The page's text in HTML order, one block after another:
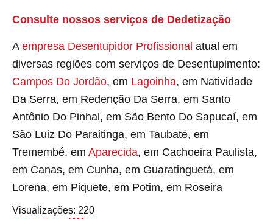
Consulte nossos serviços de Dedetização
A empresa Desentupidor Profissional atual em
diversas regiões com serviços de Desentupimento:
Campos Do Jordão, em Lagoinha, em Natividade
Da Serra, em Redenção Da Serra, em Santo
Antônio Do Pinhal, em São Bento Do Sapucaí, em
São Luiz Do Paraitinga, em Taubaté, em
Tremembé, em Aparecida, em Cachoeira Paulista,
em Canas, em Cunha, em Guaratinguetá, em
Lorena, em Piquete, em Potim, em Roseira
Visualizações: 220